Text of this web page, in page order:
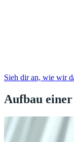
Sieh dir an, wie wir
Aufbau